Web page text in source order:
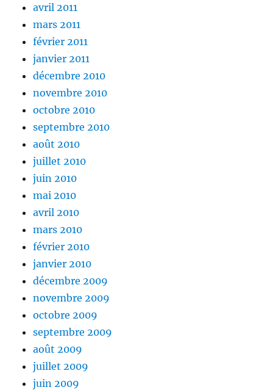
avril 2011
mars 2011
février 2011
janvier 2011
décembre 2010
novembre 2010
octobre 2010
septembre 2010
août 2010
juillet 2010
juin 2010
mai 2010
avril 2010
mars 2010
février 2010
janvier 2010
décembre 2009
novembre 2009
octobre 2009
septembre 2009
août 2009
juillet 2009
juin 2009